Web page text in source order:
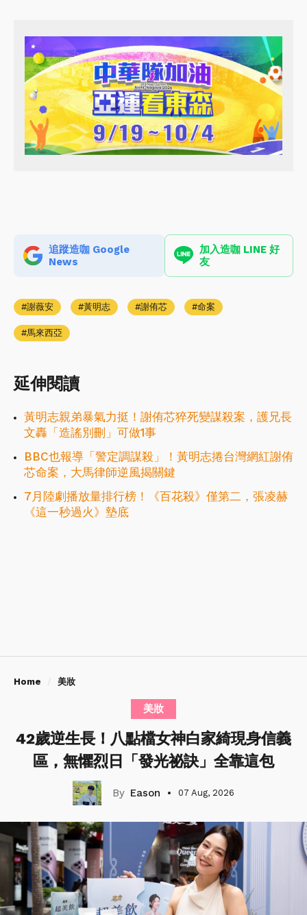
追蹤造咖 Google
News
加入造咖 LINE 好
友
謝薇安 黃明志 謝侑芯 命案
馬來西亞
延伸閱讀
黃明志親弟暴氣力挺！謝侑芯猝死變謀殺案，護兄長
文轟「造謠別刪」可做1事
BBC也報導「警定調謀殺」！黃明志捲台灣網紅謝侑
芯命案，大馬律師逆風揭關鍵
7月陸劇播放量排行榜！《百花殺》僅第二，張凌赫
《這一秒過火》墊底
Home 美妝
美妝
42歲逆生長！八點檔女神白家綺現身信義
區，無懼烈日「發光祕訣」全靠這包
Eason 07 Aug, 2026